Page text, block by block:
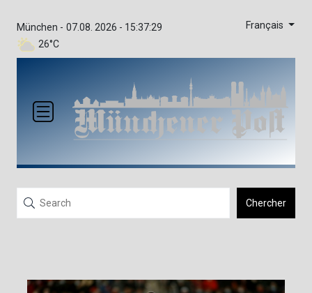
München -
26°C
07.08. 2026 - 15:37:29 Français
Chercher